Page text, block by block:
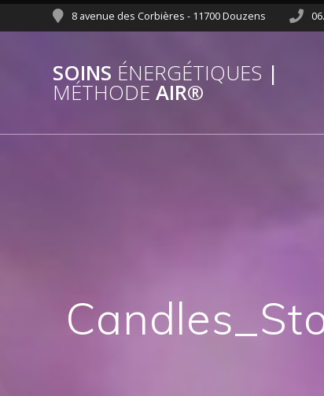
8 avenue des Corbières - 11700 Douzens
SOINS ÉNERGÉTIQUES |
MÉTHODE AIR®